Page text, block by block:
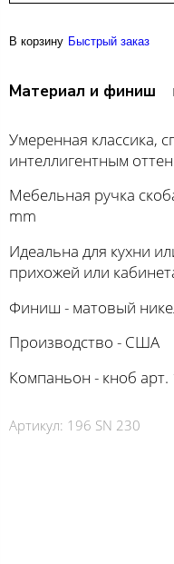
В корзину Быстрый заказ
Материал и финиш
Умеренная классика,
интеллигентным
Мебельная ручка
mm
Идеальна для кухни
прихожей или
Финиш - матовый
Производство - США
Компаньон - кноб арт.
Артикул: 196 SN 230